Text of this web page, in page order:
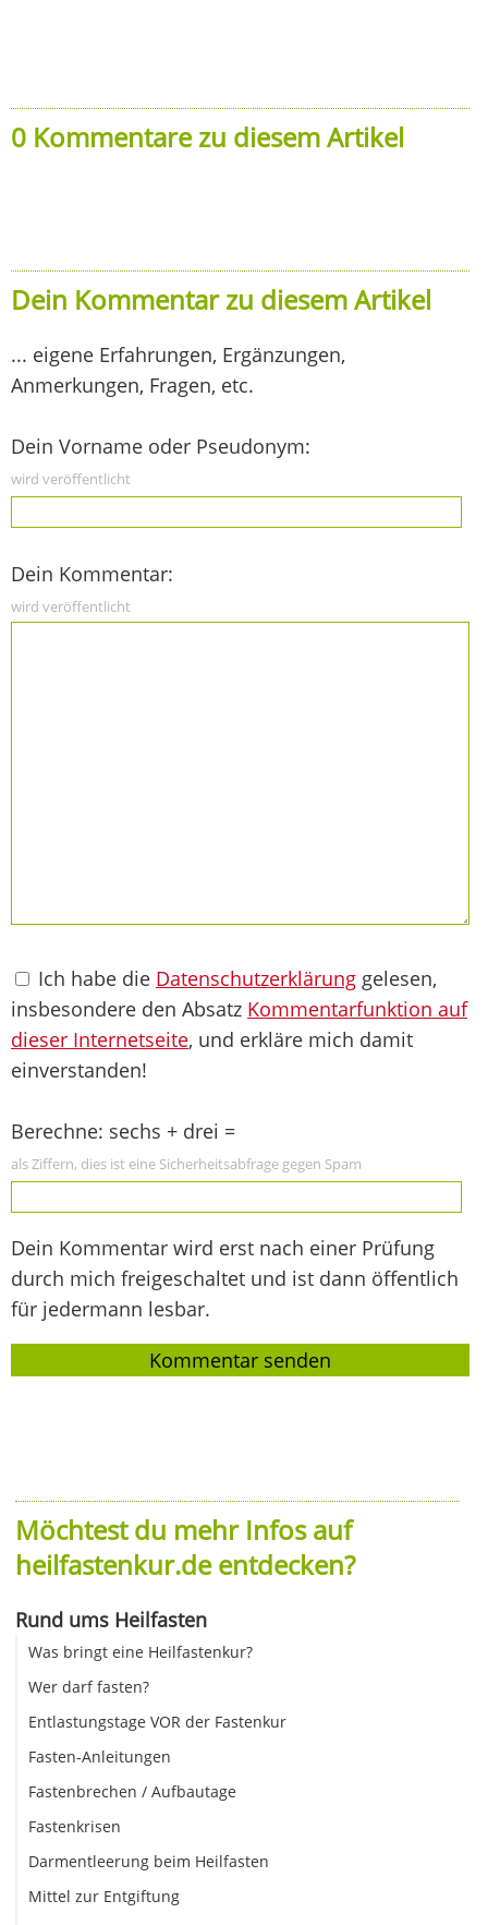
0 Kommentare zu diesem Artikel
Dein Kommentar zu diesem Artikel
... eigene Erfahrungen, Ergänzungen,
Anmerkungen, Fragen, etc.
Dein Vorname oder Pseudonym:
wird veröffentlicht
Dein Kommentar:
wird veröffentlicht
Ich habe die Datenschutzerklärung gelesen,
insbesondere den Absatz Kommentarfunktion auf
dieser Internetseite, und erkläre mich damit
einverstanden!
Berechne: sechs + drei =
als Ziffern, dies ist eine Sicherheitsabfrage gegen Spam
Dein Kommentar wird erst nach einer Prüfung
durch mich freigeschaltet und ist dann öffentlich
für jedermann lesbar.
Möchtest du mehr Infos auf
heilfastenkur.de entdecken?
Rund ums Heilfasten
Was bringt eine Heilfastenkur?
Wer darf fasten?
Entlastungstage VOR der Fastenkur
Fasten-Anleitungen
Fastenbrechen / Aufbautage
Fastenkrisen
Darmentleerung beim Heilfasten
Mittel zur Entgiftung